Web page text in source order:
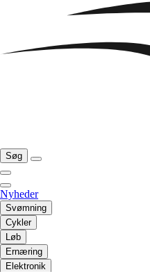
Søg
Nyheder
Svømning
Cykler
Løb
Ernæring
Elektronik